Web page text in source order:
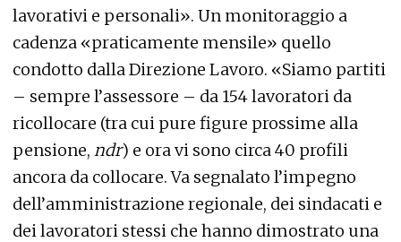
lavorativi e personali». Un monitoraggio a
cadenza «praticamente mensile» quello
condotto dalla Direzione Lavoro. «Siamo partiti
– sempre l’assessore – da 154 lavoratori da
ricollocare (tra cui pure figure prossime alla
pensione, ndr) e ora vi sono circa 40 profili
ancora da collocare. Va segnalato l’impegno
dell’amministrazione regionale, dei sindacati e
dei lavoratori stessi che hanno dimostrato una